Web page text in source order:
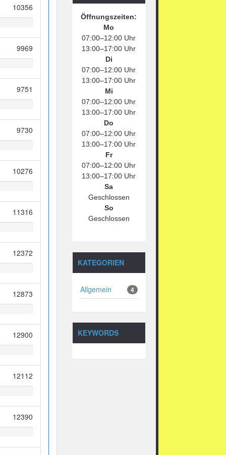
10356
9969
9751
9730
10276
11316
12372
12873
12900
12112
12390
Öffnungszeiten:
Mo
07:00–12:00 Uhr
13:00–17:00 Uhr
Di
07:00–12:00 Uhr
13:00–17:00 Uhr
Mi
07:00–12:00 Uhr
13:00–17:00 Uhr
Do
07:00–12:00 Uhr
13:00–17:00 Uhr
Fr
07:00–12:00 Uhr
13:00–17:00 Uhr
Sa
Geschlossen
So
Geschlossen
KATEGORIEN
Allgemein 4
KEYWORDS